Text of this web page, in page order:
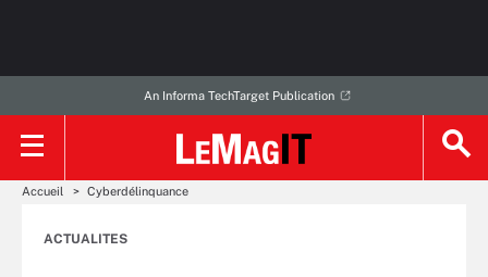
An Informa TechTarget Publication
Accueil Cyberdélinquance
ACTUALITES